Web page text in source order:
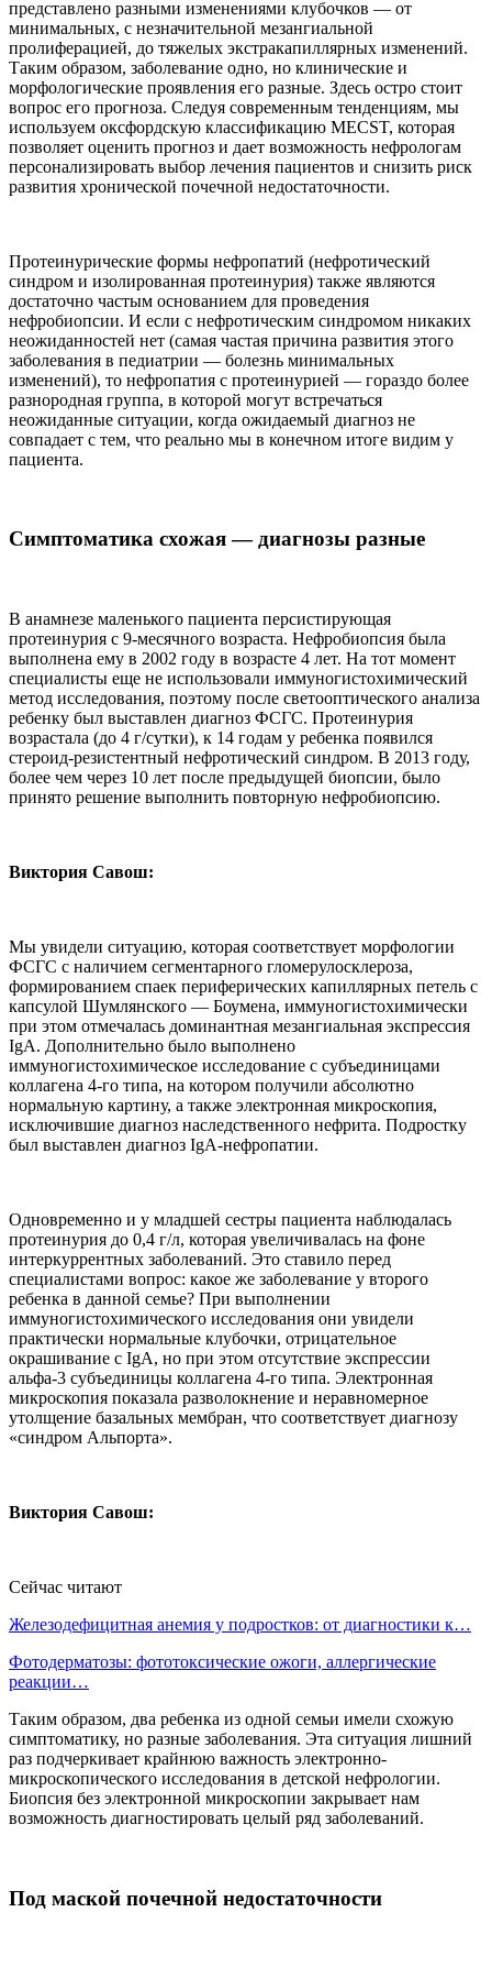
представлено разными изменениями клубочков — от
минимальных, с незначительной мезангиальной
пролиферацией, до тяжелых экстракапиллярных изменений.
Таким образом, заболевание одно, но клинические и
морфологические проявления его разные. Здесь остро стоит
вопрос его прогноза. Следуя современным тенденциям, мы
используем оксфордскую классификацию MECST, которая
позволяет оценить прогноз и дает возможность нефрологам
персонализировать выбор лечения пациентов и снизить риск
развития хронической почечной недостаточности.
Протеинурические формы нефропатий (нефротический
синдром и изолированная протеинурия) также являются
достаточно частым основанием для проведения
нефробиопсии. И если с нефротическим синдромом никаких
неожиданностей нет (самая частая причина развития этого
заболевания в педиатрии — болезнь минимальных
изменений), то нефропатия с протеинурией — гораздо более
разнородная группа, в которой могут встречаться
неожиданные ситуации, когда ожидаемый диагноз не
совпадает с тем, что реально мы в конечном итоге видим у
пациента.
Симптоматика схожая — диагнозы разные
В анамнезе маленького пациента персистирующая
протеинурия с 9-месячного возраста. Нефробиопсия была
выполнена ему в 2002 году в возрасте 4 лет. На тот момент
специалисты еще не использовали иммуногистохимический
метод исследования, поэтому после светооптического анализа
ребенку был выставлен диагноз ФСГС. Протеинурия
возрастала (до 4 г/сутки), к 14 годам у ребенка появился
стероид-резистентный нефротический синдром. В 2013 году,
более чем через 10 лет после предыдущей биопсии, было
принято решение выполнить повторную нефробиопсию.
Виктория Савош:
Мы увидели ситуацию, которая соответствует морфологии
ФСГС с наличием сегментарного гломерулосклероза,
формированием спаек периферических капиллярных петель с
капсулой Шумлянского — Боумена, иммуногистохимически
при этом отмечалась доминантная мезангиальная экспрессия
IgA. Дополнительно было выполнено
иммуногистохимическое исследование с субъединицами
коллагена 4-го типа, на котором получили абсолютно
нормальную картину, а также электронная микроскопия,
исключившие диагноз наследственного нефрита. Подростку
был выставлен диагноз IgA-нефропатии.
Одновременно и у младшей сестры пациента наблюдалась
протеинурия до 0,4 г/л, которая увеличивалась на фоне
интеркуррентных заболеваний. Это ставило перед
специалистами вопрос: какое же заболевание у второго
ребенка в данной семье? При выполнении
иммуногистохимического исследования они увидели
практически нормальные клубочки, отрицательное
окрашивание с IgА, но при этом отсутствие экспрессии
альфа-3 субъединицы коллагена 4-го типа. Электронная
микроскопия показала разволокнение и неравномерное
утолщение базальных мембран, что соответствует диагнозу
«синдром Альпорта».
Виктория Савош:
Сейчас читают
Железодефицитная анемия у подростков: от диагностики к…
Фотодерматозы: фототоксические ожоги, аллергические
реакции…
Таким образом, два ребенка из одной семьи имели схожую
симптоматику, но разные заболевания. Эта ситуация лишний
раз подчеркивает крайнюю важность электронно-
микроскопического исследования в детской нефрологии.
Биопсия без электронной микроскопии закрывает нам
возможность диагностировать целый ряд заболеваний.
Под маской почечной недостаточности